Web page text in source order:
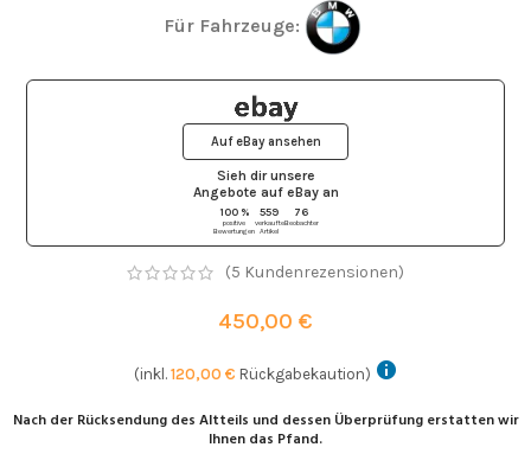
Für Fahrzeuge:
Sieh dir unsere
Angebote auf eBayan
100 %
positive
Bewertungen
559
verkaufte
Artikel
76
Beobachter
Auf eBay ansehen
(5 Kundenrezensionen)
450,00 €
(inkl. 120,00 € Rückgabekaution)
Nach der Rücksendung des Altteils und dessen Überprüfung erstatten wir
Ihnen das Pfand.